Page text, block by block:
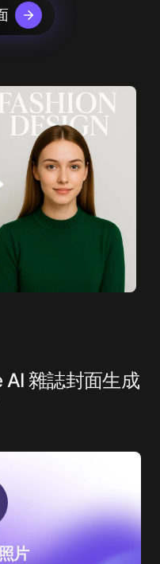
雜誌封面生成
片